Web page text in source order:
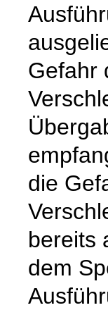
Gefahr
die
bereits
dem